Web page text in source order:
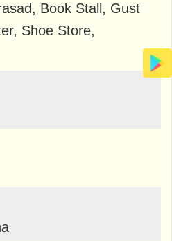
Book Stall, Gust
Shoe Store,